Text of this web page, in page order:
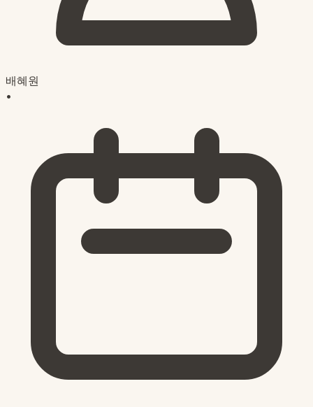
배혜원
•